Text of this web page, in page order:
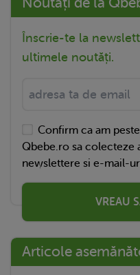
Înscrie-te la
ultimele noutăți.
Confirm ca am
Qbebe.ro sa colecteze
newslettere si e-mail-
VREAU
Articole